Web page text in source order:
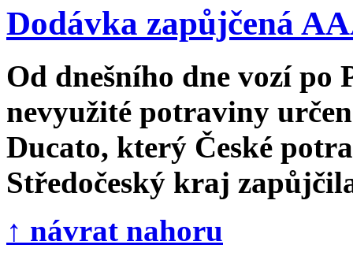
Dodávka zapůjčená
Od dnešního dne vozí po
nevyužité potraviny
Ducato, který České
Středočeský kraj
↑ návrat nahoru